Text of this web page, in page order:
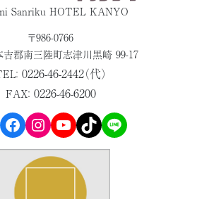
Sanriku HOTEL KANYO
〒986-0766
吉郡南三陸町志津川黒崎 99-17
： 0226-46-2442（代）
FAX： 0226-46-6200
Facebook Instagram YouTube TikTok LINE